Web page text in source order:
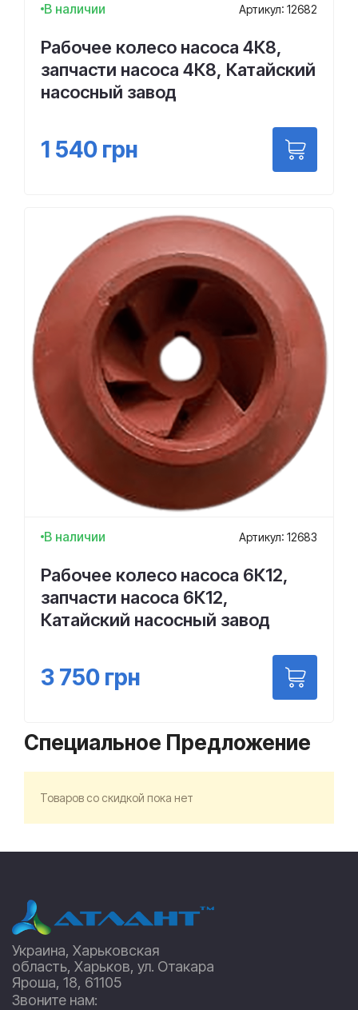
В наличии Артикул: 12682
Рабочее колесо насоса 4К8,
запчасти насоса 4К8, Катайский
насосный завод
1 540 грн
В наличии Артикул: 12683
Рабочее колесо насоса 6К12,
запчасти насоса 6К12,
Катайский насосный завод
3 750 грн
Специальное Предложение
Товаров со скидкой пока нет
Украина, Харьковская
область, Харьков, ул. Отакара
Яроша, 18, 61105
Звоните нам: